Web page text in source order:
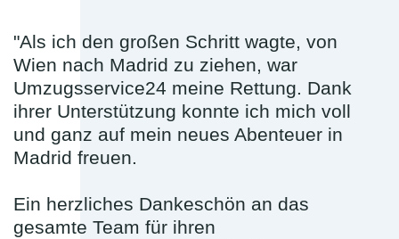
"Als ich den großen Schritt wagte, von
Wien nach Madrid zu ziehen, war
Umzugsservice24 meine Rettung. Dank
ihrer Unterstützung konnte ich mich voll
und ganz auf mein neues Abenteuer in
Madrid freuen.
Ein herzliches Dankeschön an das
gesamte Team für ihren